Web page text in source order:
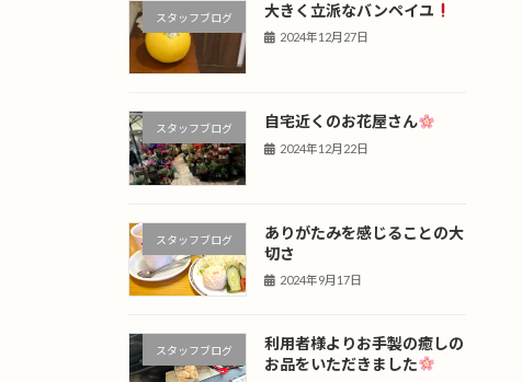
スタッフブログ 大きく立派なバンペイユ
2024年12月27日
スタッフブログ 自宅近くのお花屋さん
2024年12月22日
スタッフブログ
ありがたみを感じることの大
切さ
2024年9月17日
スタッフブログ
利用者様よりお手製の癒しの
お品をいただきました